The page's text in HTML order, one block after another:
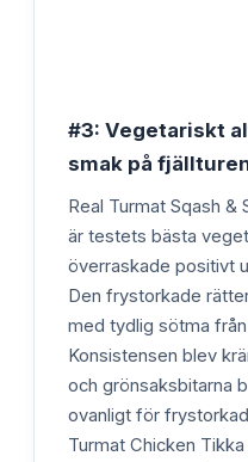
#3: Vegetariskt
smak på
Real Turmat Sqash &
är testets bästa
överraskade positivt
Den frystorkade
med tydlig sötma
Konsistensen blev
och grönsaksbitarna
ovanligt för
Turmat Chicken